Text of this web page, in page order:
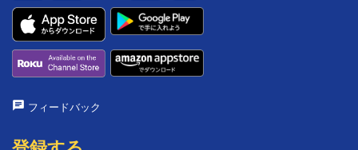
フィードバック